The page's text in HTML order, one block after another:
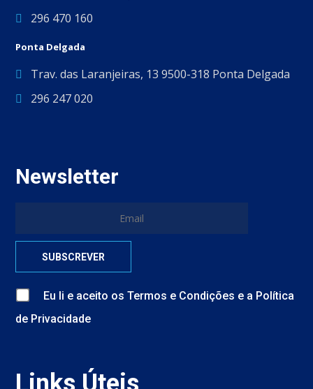
296 470 160
Ponta Delgada
Trav. das Laranjeiras, 13 9500-318 Ponta Delgada
296 247 020
Newsletter
Eu li e aceito osTermos e Condições e a Política
de Privacidade